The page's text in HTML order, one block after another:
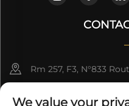
Rm 257, F3, N°833
Yuexiu, Guangzhou,
We value your